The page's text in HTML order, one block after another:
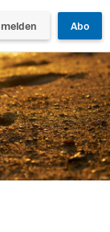
Abo